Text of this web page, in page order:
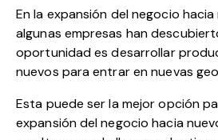
En la expansión del negocio
algunas empresas han
oportunidad es desarrollar
nuevos para entrar en nuevas
Esta puede ser la mejor opción
expansión del negocio hacia